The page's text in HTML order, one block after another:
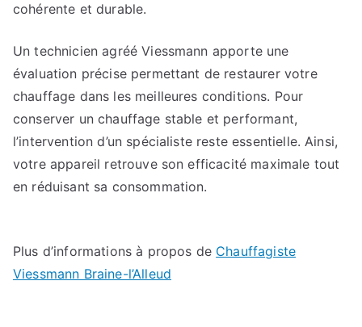
cohérente et durable.
Un technicien agréé Viessmann apporte une
évaluation précise permettant de restaurer votre
chauffage dans les meilleures conditions. Pour
conserver un chauffage stable et performant,
l’intervention d’un spécialiste reste essentielle. Ainsi,
votre appareil retrouve son efficacité maximale tout
en réduisant sa consommation.
Plus d’informations à propos de Chauffagiste
Viessmann Braine-l’Alleud